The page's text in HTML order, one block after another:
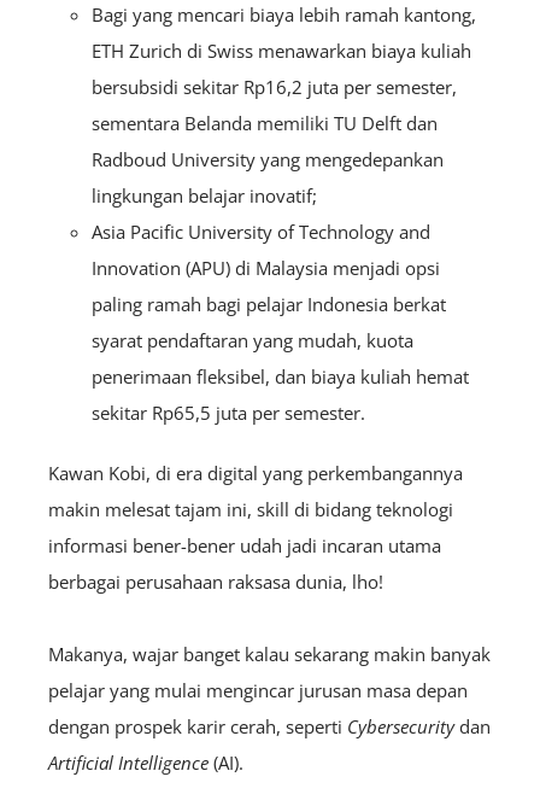
Bagi yang mencari biaya lebih ramah kantong,
ETH Zurich di Swiss menawarkan biaya kuliah
bersubsidi sekitar Rp16,2 juta per semester,
sementara Belanda memiliki TU Delft dan
Radboud University yang mengedepankan
lingkungan belajar inovatif;
Asia Pacific University of Technology and
Innovation (APU) di Malaysia menjadi opsi
paling ramah bagi pelajar Indonesia berkat
syarat pendaftaran yang mudah, kuota
penerimaan fleksibel, dan biaya kuliah hemat
sekitar Rp65,5 juta per semester.
Kawan Kobi, di era digital yang perkembangannya
makin melesat tajam ini, skill di bidang teknologi
informasi bener-bener udah jadi incaran utama
berbagai perusahaan raksasa dunia, lho!
Makanya, wajar banget kalau sekarang makin banyak
pelajar yang mulai mengincar jurusan masa depan
dengan prospek karir cerah, seperti Cybersecuritydan
Artificial Intelligence (AI).